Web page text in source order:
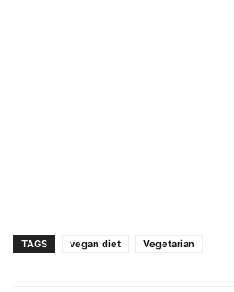
TAGS vegan diet Vegetarian